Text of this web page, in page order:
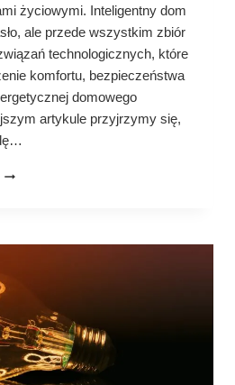
życiowymi. Inteligentny dom
ale przede wszystkim zbiór
technologicznych, które
komfortu, bezpieczeństwa
domowego
artykule przyjrzymy się,
NA